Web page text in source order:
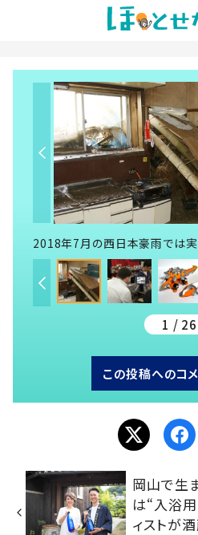
2018年7月の西日本豪雨では
1 / 26
この投稿へのコ
岡山で生
は“入浴
ィストが